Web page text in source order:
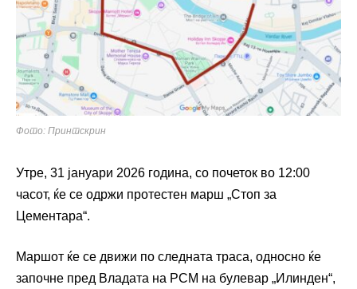
Фото: Принтскрин
Утре, 31 јануари 2026 година, со почеток во 12:00
часот, ќе се одржи протестен марш „Стоп за
Цементара“.
Маршот ќе се движи по следната траса, односно ќе
започне пред Владата на РСМ на булевар „Илинден“,